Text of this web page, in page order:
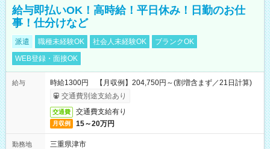
給与即払いOK！高時給！平日休み！日勤のお仕
事！仕分けなど
派遣 職種未経験OK 社会人未経験OK
ブランクOK
WEB登録・面接OK
給与
時給1300円 【月収例】204,750円～(割増含まず／21日計算)
交通費別途支給あり
交通費 交通費支給有り
月収例 15～20万円
勤務地
三重県津市